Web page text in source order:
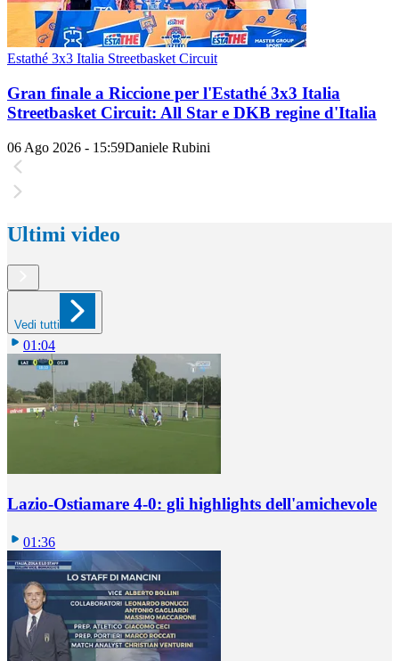
Estathé 3x3 Italia Streetbasket Circuit
Gran finale a Riccione per l'Estathé 3x3 Italia
Streetbasket Circuit: All Star e DKB regine d'Italia
06 Ago 2026 - 15:59Daniele Rubini
Ultimi video
Vedi tutti
01:04
Lazio-Ostiamare 4-0: gli highlights dell'amichevole
01:36